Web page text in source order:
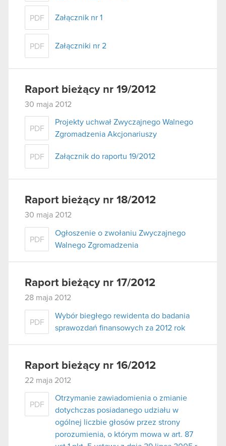
PDF Załącznik nr 1
PDF Załączniki nr 2
Raport bieżący nr 19/2012
30 maja 2012
PDF
Projekty uchwał Zwyczajnego Walnego
Zgromadzenia Akcjonariuszy
PDF Załącznik do raportu 19/2012
Raport bieżący nr 18/2012
30 maja 2012
PDF
Ogłoszenie o zwołaniu Zwyczajnego
Walnego Zgromadzenia
Raport bieżący nr 17/2012
28 maja 2012
PDF
Wybór biegłego rewidenta do badania
sprawozdań finansowych za 2012 rok
Raport bieżący nr 16/2012
22 maja 2012
PDF
Otrzymanie zawiadomienia o zmianie
dotychczas posiadanego udziału w
ogólnej liczbie głosów przez strony
porozumienia, o którym mowa w art. 87